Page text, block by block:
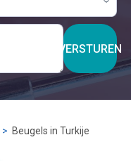
VERSTUREN
Beugels in Turkije